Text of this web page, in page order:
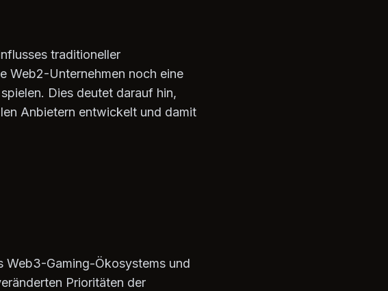
traditioneller
Web2-Unternehmen noch eine
Dies deutet darauf hin,
Anbietern entwickelt und damit
Web3-Gaming-Ökosystems und
Prioritäten der